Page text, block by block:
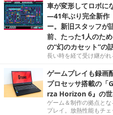
車が変形してロボに
―41年ぶり完全新作
ー。新旧スタッフが
前、たった1人のた
の“幻のカセット”の
長い時を経て受け継がれ
ゲームプレイも録
プロセッサ搭載の「
rza Horizon 6』の
ゲーム＆制作の拠点と
プレイ。放熱性能もチェ